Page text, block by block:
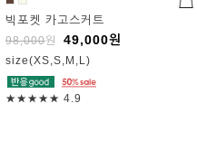
빅포켓 카고스커트
98,000원 49,000원
size(XS,S,M,L)
★★★★★ 4.9